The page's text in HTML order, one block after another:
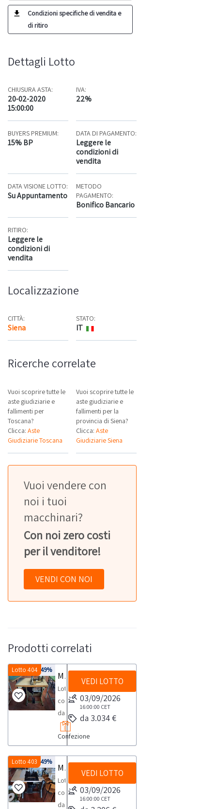
Condizioni specifiche di vendita e
di ritiro
Dettagli Lotto
CHIUSURA ASTA:
20-02-2020
15:00:00
IVA:
22%
BUYERS PREMIUM:
15% BP
DATA DI PAGAMENTO:
Leggere le
condizioni di
vendita
DATA VISIONE LOTTO:
Su Appuntamento
METODO
PAGAMENTO:
Bonifico Bancario
RITIRO:
Leggere le
condizioni di
vendita
Localizzazione
CITTÀ:
Siena Mappa
STATO:
IT
Ricerche correlate
Vuoi scoprire tutte le
aste giudiziarie e
fallimenti per
Toscana?
Clicca: Aste
Giudiziarie Toscana
Vuoi scoprire tutte le
aste giudiziarie e
fallimenti per la
provincia di Siena?
Clicca:Aste
Giudiziarie Siena
Vuoi vendere con
noi i tuoi
macchinari?
Con noi zero costi
per il venditore!
VENDI CON NOI
Prodotti correlati
-49%
Lotto 404
Macchine da cucire attacca maniche
Lotto
composto
da
macchine
da
quali
attacca
maniche
marca
Confezione
VEDI LOTTO
03/09/2026
16:00:00 CET
da 3.034 €
-49%
Lotto 403
Macchine da cucire
Lotto
composto
da
VEDI LOTTO
03/09/2026
16:00:00 CET